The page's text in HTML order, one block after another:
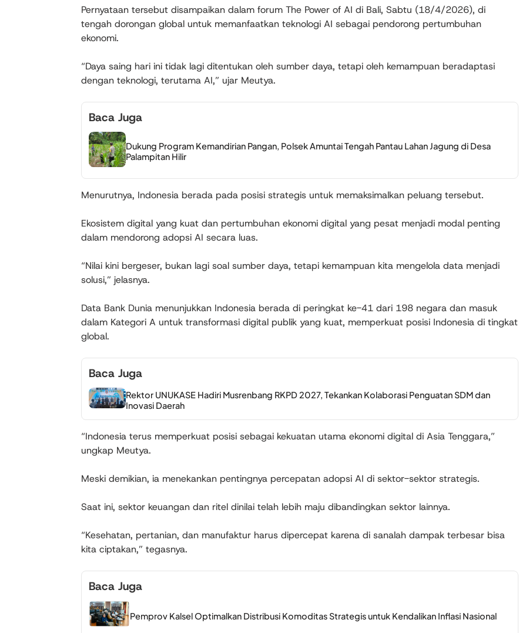
Pernyataan tersebut disampaikan dalam forum The Power of AI di Bali, Sabtu (18/4/2026), di
tengah dorongan global untuk memanfaatkan teknologi AI sebagai pendorong pertumbuhan
ekonomi.
“Daya saing hari ini tidak lagi ditentukan oleh sumber daya, tetapi oleh kemampuan beradaptasi
dengan teknologi, terutama AI,” ujar Meutya.
Baca Juga
Dukung Program Kemandirian Pangan, Polsek Amuntai Tengah Pantau Lahan Jagung di Desa
Palampitan Hilir
Menurutnya, Indonesia berada pada posisi strategis untuk memaksimalkan peluang tersebut.
Ekosistem digital yang kuat dan pertumbuhan ekonomi digital yang pesat menjadi modal penting
dalam mendorong adopsi AI secara luas.
“Nilai kini bergeser, bukan lagi soal sumber daya, tetapi kemampuan kita mengelola data menjadi
solusi,” jelasnya.
Data Bank Dunia menunjukkan Indonesia berada di peringkat ke-41 dari 198 negara dan masuk
dalam Kategori A untuk transformasi digital publik yang kuat, memperkuat posisi Indonesia di tingkat
global.
Baca Juga
Rektor UNUKASE Hadiri Musrenbang RKPD 2027, Tekankan Kolaborasi Penguatan SDM dan
Inovasi Daerah
“Indonesia terus memperkuat posisi sebagai kekuatan utama ekonomi digital di Asia Tenggara,”
ungkap Meutya.
Meski demikian, ia menekankan pentingnya percepatan adopsi AI di sektor-sektor strategis.
Saat ini, sektor keuangan dan ritel dinilai telah lebih maju dibandingkan sektor lainnya.
“Kesehatan, pertanian, dan manufaktur harus dipercepat karena di sanalah dampak terbesar bisa
kita ciptakan,” tegasnya.
Baca Juga
Pemprov Kalsel Optimalkan Distribusi Komoditas Strategis untuk Kendalikan Inflasi Nasional